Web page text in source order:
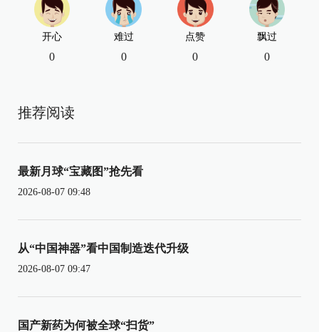
开心
0
难过
0
点赞
0
飘过
0
推荐阅读
最新月球“宝藏图”抢先看
2026-08-07 09:48
从“中国神器”看中国制造迭代升级
2026-08-07 09:47
国产新药为何被全球“扫货”